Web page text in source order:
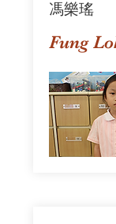
馮樂瑤
Fung